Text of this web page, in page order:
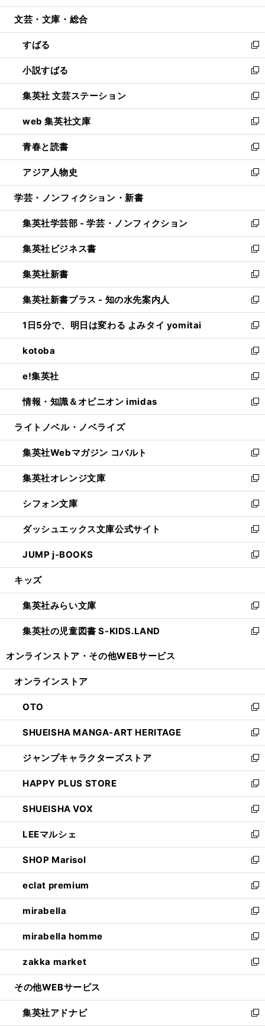
開
ウ
開
く
ン
ウ
で
開
く
ウ
ン
ド
ウ
で
開
く
文芸・文庫・総合
すばる
新
し
い
ウ
ィ
ン
ド
ウ
で
開
く
小説すばる
新
し
い
ウ
ィ
ン
ド
ウ
で
開
集英社 文芸ステーション
新
し
い
ウ
ィ
ン
ド
ウ
開
く
web 集英社文庫
新
し
い
ウ
ィ
ン
ウ
で
開
く
青春と読書
新
し
い
ウ
ン
ド
ウ
で
開
く
アジア人物史
新
し
ウ
ィ
ン
ド
ウ
で
開
く
学芸・ノンフィクション・新書
集英社学芸部 - 学芸・ノンフィクション
新
し
い
ウ
ィ
ン
ド
ウ
で
開
く
集英社ビジネス書
新
し
い
ウ
ィ
ン
ド
ウ
で
開
く
集英社新書
新
し
い
ウ
ィ
ン
ド
ウ
で
開
く
集英社新書プラス - 知の水先案内人
新
し
い
ウ
ィ
ン
ド
ウ
で
開
1日5分で、明日は変わる よみタイ yomitai
新
し
い
ウ
ィ
ン
ド
ウ
開
く
kotoba
新
し
い
ウ
ィ
ン
ウ
で
開
く
e!集英社
新
し
い
ウ
ン
ド
ウ
で
開
く
情報・知識＆オピニオン imidas
新
し
ウ
ィ
ン
ド
ウ
で
開
く
ライトノベル・ノベライズ
集英社Webマガジン コバルト
新
し
い
ウ
ィ
ン
ド
ウ
で
開
集英社オレンジ文庫
新
し
い
ウ
ィ
ン
ド
ウ
開
く
シフォン文庫
新
し
い
ウ
ィ
ン
ウ
で
開
く
ダッシュエックス文庫公式サイト
新
し
い
ウ
ン
ド
ウ
で
JUMP j-BOOKS
新
し
ウ
ィ
ン
ド
開
キッズ
集英社みらい文庫
新
し
い
ン
ウ
で
開
く
集英社の児童図書 S-KIDS.LAND
新
ウ
ン
ド
ウ
で
開
く
オンラインストア・ その他WEBサービス
オンラインストア
OTO
新
し
い
ウ
ィ
ン
ド
ウ
で
開
く
SHUEISHA MANGA-ART HERITAGE
新
し
い
ウ
ィ
ン
ド
ウ
で
開
く
ジャンプキャラクターズストア
新
し
い
ウ
ィ
ン
ド
ウ
で
開
く
HAPPY PLUS STORE
新
し
い
ウ
ィ
ン
ド
ウ
で
開
く
SHUEISHA VOX
新
し
い
ウ
ィ
ン
ド
ウ
で
開
く
LEEマルシェ
新
し
い
ウ
ィ
ン
ド
ウ
で
開
く
SHOP Marisol
新
し
い
ウ
ィ
ン
ド
ウ
で
開
eclat premium
新
し
い
ウ
ィ
ン
ド
ウ
開
く
mirabella
新
し
い
ウ
ィ
ン
ウ
で
mirabella homme
新
し
い
ウ
ン
ド
zakka market
新
し
ウ
ィ
その他WEBサービス
集英社アドナビ
新